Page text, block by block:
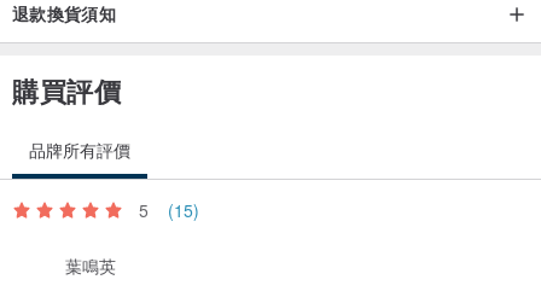
退款換貨須知
購買評價
品牌所有評價
5 (15)
葉鳴英